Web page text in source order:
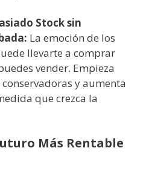
Stock sin
La emoción de los
llevarte a comprar
vender. Empieza
y aumenta
que crezca la
Más Rentable